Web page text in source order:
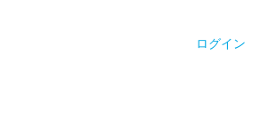
ログイン